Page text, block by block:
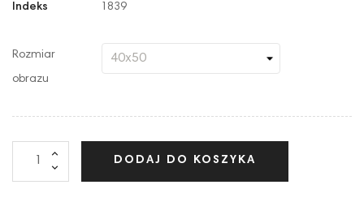
Indeks
1839
Rozmiar
obrazu
DODAJ DO KOSZYKA